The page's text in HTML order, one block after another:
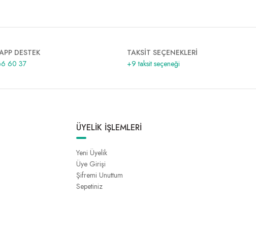
DESTEK
60 37
TAKSİT SEÇENEKLERİ
+9 taksit seçeneği
ÜYELİK İŞLEMLERİ
Yeni Üyelik
Üye Girişi
Şifremi Unuttum
Sepetiniz